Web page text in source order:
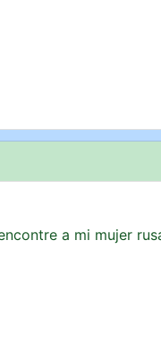
a mi mujer